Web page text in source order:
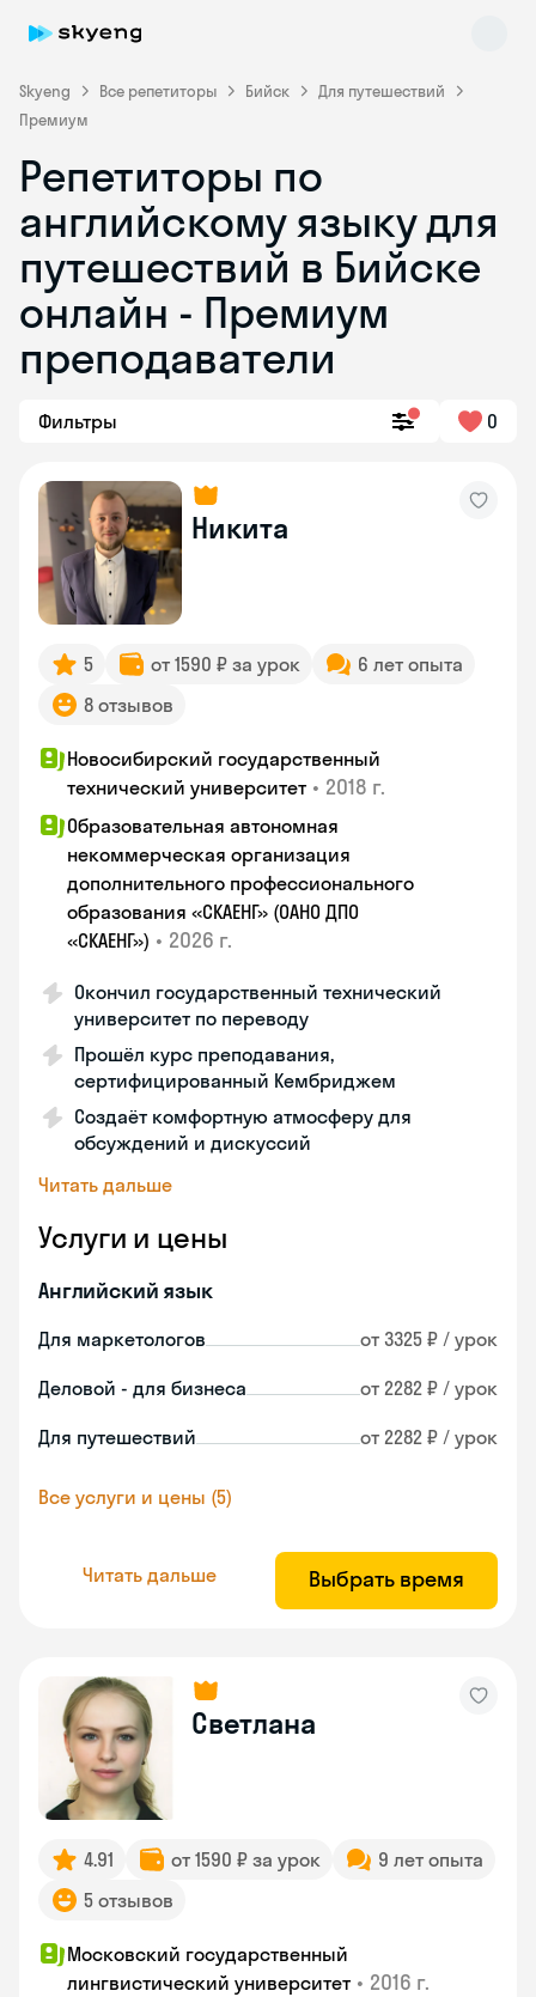
Skyeng Все репетиторы Бийск
Для путешествий
Премиум
Репетиторы по
английскому языку для
путешествий в Бийске
онлайн - Премиум
преподаватели
Фильтры 0
Никита
5 от 1590 ₽ за урок
6 лет опыта
8 отзывов
Новосибирский государственный
технический университет • 2018 г.
Образовательная автономная
некоммерческая организация
дополнительного профессионального
образования «СКАЕНГ» (ОАНО ДПО
«СКАЕНГ») • 2026 г.
Окончил государственный технический
университет по переводу
Прошёл курс преподавания,
сертифицированный Кембриджем
Создаёт комфортную атмосферу для
обсуждений и дискуссий
Читать дальше
Услуги и цены
Английский язык
Для маркетологов от 3325 ₽ / урок
Деловой - для бизнеса от 2282 ₽ / урок
Для путешествий от 2282 ₽ / урок
Все услуги и цены (5)
Читать дальше Выбрать время
Светлана
4.91 от 1590 ₽ за урок
9 лет опыта
5 отзывов
Московский государственный
лингвистический университет • 2016 г.
Skyeng Chat